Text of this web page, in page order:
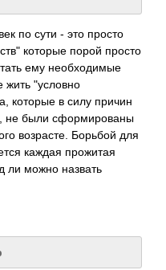
по сути - это просто
которые порой просто
ему необходимые
жить "условно
которые в силу причин
не были сформированы
возрасте. Борьбой для
каждая прожитая
ли можно назвать